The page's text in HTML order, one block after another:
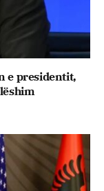
e presidentit,